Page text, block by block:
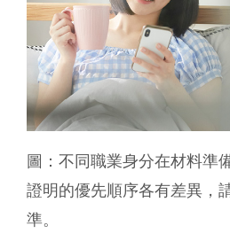
圖：不同職業身分在材料準
證明的優先順序各有差異，
準。